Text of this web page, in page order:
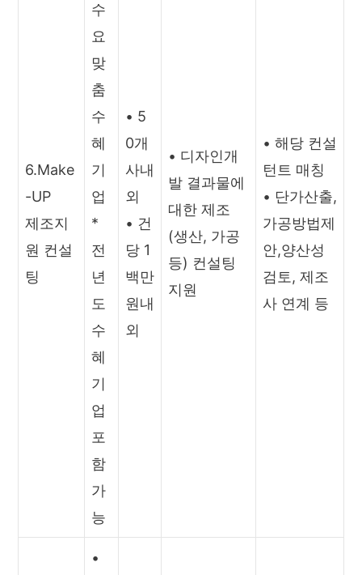
6.Make
-UP
제조지
원 컨설
팅
수
요
맞
춤
수
혜
기
업
*
전
년
도
수
혜
기
업
포
함
가
능
• 5
0개
사내
외
• 건
당 1
백만
원내
외
• 디자인개
발 결과물에
대한 제조
(생산, 가공
등) 컨설팅
지원
• 해당 컨설
턴트 매칭
• 단가산출,
가공방법제
안,양산성
검토, 제조
사 연계 등
•